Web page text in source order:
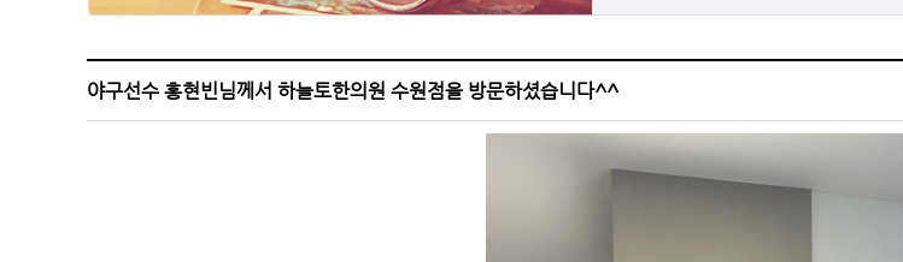
야구선수 홍현빈님께서 하늘토한의원 수원점을 방문하셨습니다^^